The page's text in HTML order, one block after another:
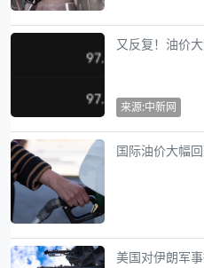
又反复！油价
来源:中新网
国际油价大幅
美国对伊朗军